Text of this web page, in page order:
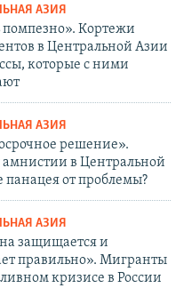
АЗИЯ
Кортежи
в Центральной Азии
которые с ними
АЗИЯ
решение».
в Центральной
панацея от проблемы?
АЗИЯ
защищается и
правильно». Мигранты
кризисе в России